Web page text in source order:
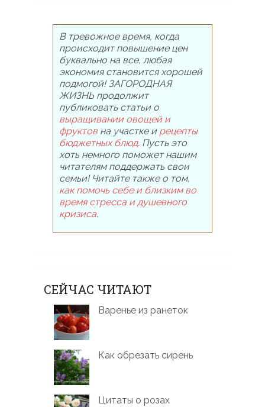
В тревожное время, когда
происходит повышение цен
буквально на все, любая
экономия становится хорошей
подмогой! ЗАГОРОДНАЯ
ЖИЗНЬ продолжит
публиковать статьи о
выращивании овощей и
фруктовна участке и рецепты
бюджетных блюд. Пусть это
хоть немного поможет нашим
читателям поддержать свои
семьи! Читайте также о том,
как помочь себе и близким во
время стресса и душевного
кризиса.
СЕЙЧАС ЧИТАЮТ
Варенье из ранеток
Как обрезать сирень
Цитаты о розах